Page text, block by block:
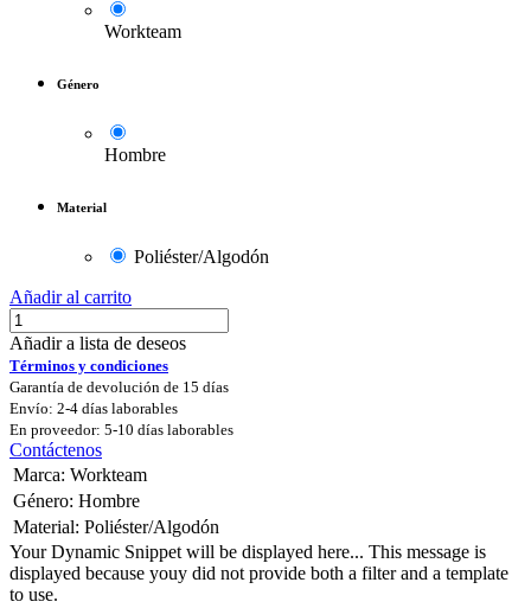
Workteam
Género
Hombre
Material
Poliéster/Algodón
Añadir al carrito
Añadir a lista de deseos
Términos y condiciones
Garantía de devolución de 15 días
Envío: 2-4 días laborables
En proveedor: 5-10 días laborables
Contáctenos
Marca: Workteam
Género: Hombre
Material: Poliéster/Algodón
Your Dynamic Snippet will be displayed here... This message is
displayed because youy did not provide both a filter and a template
to use.